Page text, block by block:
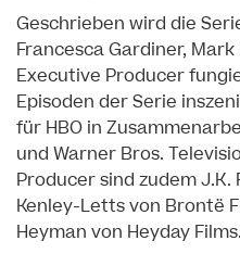
Geschrieben wird die
Francesca Gardiner,
Executive Producer
Episoden der Serie
für HBO in
und Warner Bros.
Producer sind zudem J.K.
Kenley-Letts von Brontë
Heyman von Heyday Films.